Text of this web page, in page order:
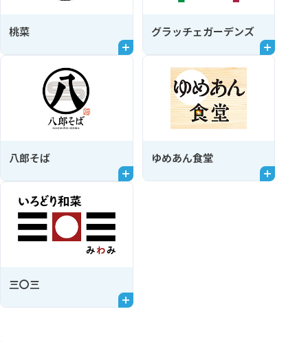
桃菜 グラッチェガーデンズ
八郎そば ゆめあん食堂
三〇三